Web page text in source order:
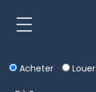
Acheter Louer